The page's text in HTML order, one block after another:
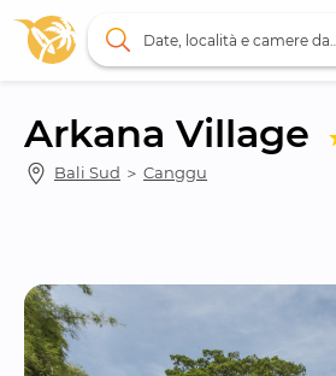
Arkana Village
Bali Sud ＞ Canggu